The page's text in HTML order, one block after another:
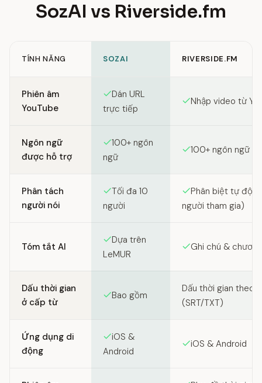
SozAI vs Riverside.fm
TÍNH NĂNG SOZAI RIVERSIDE.FM
Phiên âm
YouTube
Dán URL
trực tiếp
Nhập video từ
Ngôn ngữ
được hỗ trợ
100+ ngôn
ngữ
100+ ngôn ngữ
Phân tách
người nói
Tối đa 10
người
Phân biệt tự
người tham gia)
Tóm tắt AI
Dựa trên
LeMUR
Ghi chú &
Dấu thời gian
ở cấp từ
Bao gồm
Dấu thời gian theo
(SRT/TXT)
Ứng dụng di
động
iOS &
Android
iOS & Android